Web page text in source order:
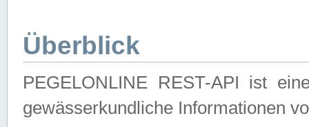
Überblick
PEGELONLINE REST-API ist
gewässerkundliche Informationen